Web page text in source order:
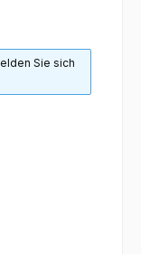
Sie sich